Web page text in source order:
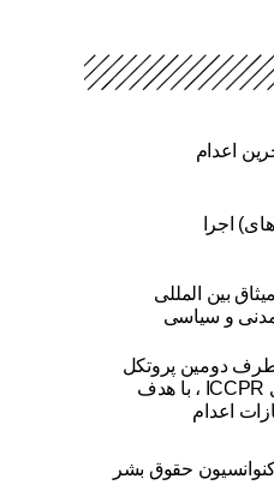
اعدام
اجرا
بین المللی
و سیاسی
دومین پروتکل
اختیاری ICCPR ، با هدف
اعدام
حقوق بشر